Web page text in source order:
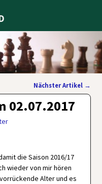
Nächster Artikel →
02.07.2017
die Saison 2016/17
wieder von mir hören
Alter und es